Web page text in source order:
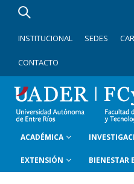
INSTITUCIONAL SEDES
CONTACTO
ACADÉMICA
EXTENSIÓN BIENESTAR